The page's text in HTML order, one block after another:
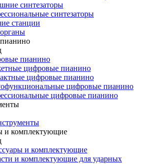
синтезаторы
синтезаторы
станции
пианино
цифровые пианино
цифровые пианино
цифровые пианино
цифровые пианино
и комплектующие
и комплектующие
и комплектующие для ударных